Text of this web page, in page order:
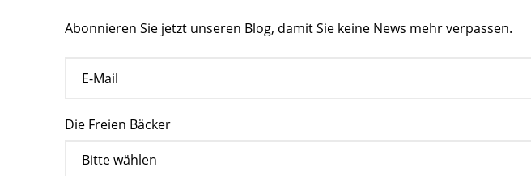
Abonnieren Sie jetzt unseren Blog, damit Sie keine News mehr verpassen.
Die Freien Bäcker